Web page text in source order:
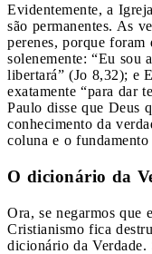
Evidentemente, a
são permanentes. As
perenes, porque
solenemente: “Eu sou
libertará” (Jo 8,32); e
exatamente “para dar
Paulo disse que Deus
conhecimento da
coluna e o
O dicionário da
Ora, se negarmos que
Cristianismo fica
dicionário da